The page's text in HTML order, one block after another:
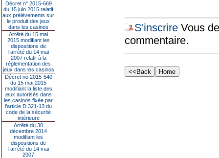
Décret n° 2015-669
du 15 juin 2015 relatif
aux prélèvements sur
le produit des jeux
dans les casinos
Arrêté du 15 mai
2015 modifiant les
dispositions de
l’arrêté du 14 mai
2007 relatif à la
réglementation des
jeux dans les casinos
Décret no 2015-540
du 15 mai 2015
modifiant la liste des
jeux autorisés dans
les casinos fixée par
l’article D.321-13 du
code de la sécurité
intérieure
Arrêté du 30
décembre 2014
modifiant les
dispositions de
l’arrêté du 14 mai
2007
S'inscrireVous
commentaire.